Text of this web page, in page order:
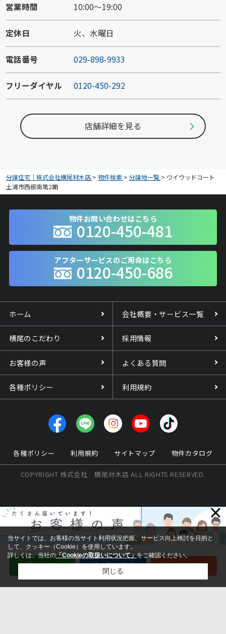
営業時間 10:00～19:00
定休日 火、水曜日
電話番号 029-898-9933
フリーダイヤル 0120-450-292
店舗詳細を見る
分譲住宅｜株式会社横尾材木店 > 物件検索 > 分譲地一覧 > ワイウッドコート
土浦市西根南第2期
物件お問い合わせはこちら
0120-450-481
アフターサービスのご用命はこちら
0120-450-686
ホーム 会社概要・サービス一覧
横尾のこだわり 採用情報
お客様の声 よくある質問
各種ポリシー 利用規約
各種ポリシー 利用規約 サイトマップ 物件カタログ
COPYRIGHT 株式会社 横尾材木店 ALL RIGHTS RESERVED.
×
当サイトでは、お客様の当サイト利用状況把握、サービス向上検討を目的と
して、クッキー（Cookie）を使用しています。
詳しくは、当社の「Cookieの取扱いについて」をご確認ください。
閉じる